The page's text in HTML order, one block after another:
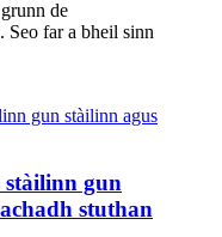
de
Seo far a bheil sinn
stàilinn gun
stuthan